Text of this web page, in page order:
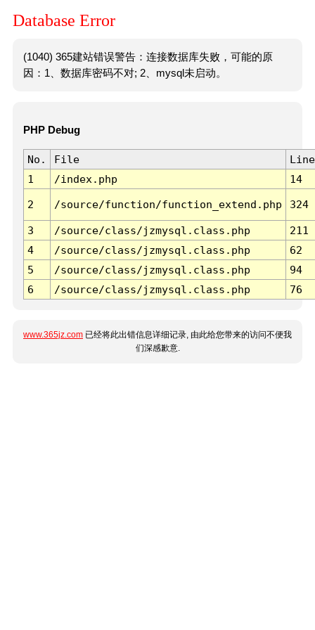
Database Error
(1040) 365建站错误警告：连接数据库失败，可能的原
因：1、数据库密码不对; 2、mysql未启动。
PHP Debug
No. File
Line
1
/index.php 14
2 /source/function/function_extend.php 324
3 /source/class/jzmysql.class.php
211
4
/source/class/jzmysql.class.php
62
5
/source/class/jzmysql.class.php
94
6
/source/class/jzmysql.class.php 76
www.365jz.com 已经将此出错信息详细记录, 由此给您带来的访问不便我
们深感歉意.